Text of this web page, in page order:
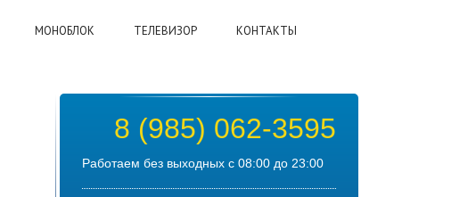
МОНОБЛОК ТЕЛЕВИЗОР КОНТАКТЫ
8 (985) 062-3595
Работаем без выходных с 08:00 до 23:00